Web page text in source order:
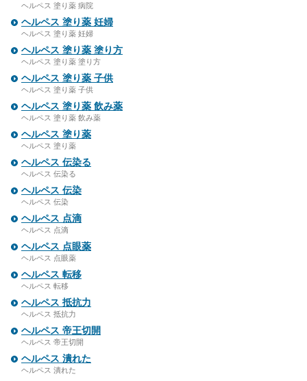
ヘルペス 塗り薬 病院
ヘルペス 塗り薬 妊婦
ヘルペス 塗り薬 妊婦
ヘルペス 塗り薬 塗り方
ヘルペス 塗り薬 塗り方
ヘルペス 塗り薬 子供
ヘルペス 塗り薬 子供
ヘルペス 塗り薬 飲み薬
ヘルペス 塗り薬 飲み薬
ヘルペス 塗り薬
ヘルペス 塗り薬
ヘルペス 伝染る
ヘルペス 伝染る
ヘルペス 伝染
ヘルペス 伝染
ヘルペス 点滴
ヘルペス 点滴
ヘルペス 点眼薬
ヘルペス 点眼薬
ヘルペス 転移
ヘルペス 転移
ヘルペス 抵抗力
ヘルペス 抵抗力
ヘルペス 帝王切開
ヘルペス 帝王切開
ヘルペス 潰れた
ヘルペス 潰れた